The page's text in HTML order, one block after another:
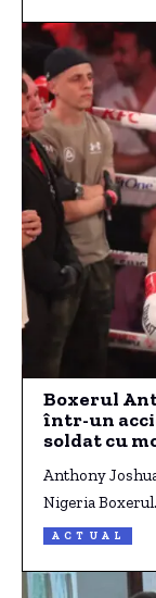
Boxerul
într-un
soldat cu
Anthony
Nigeria
ACTUAL